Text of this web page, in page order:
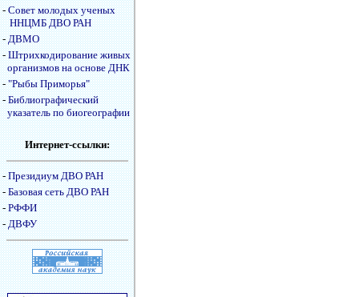
-Совет молодых ученых
ННЦМБ ДВО РАН
-ДВМО
-Штрихкодирование живых
организмов на основе ДНК
-"Рыбы Приморья"
-Библиографический
указатель по биогеографии
Интернет-ссылки:
-Президиум ДВО РАН
-Базовая сеть ДВО РАН
-РФФИ
-ДВФУ